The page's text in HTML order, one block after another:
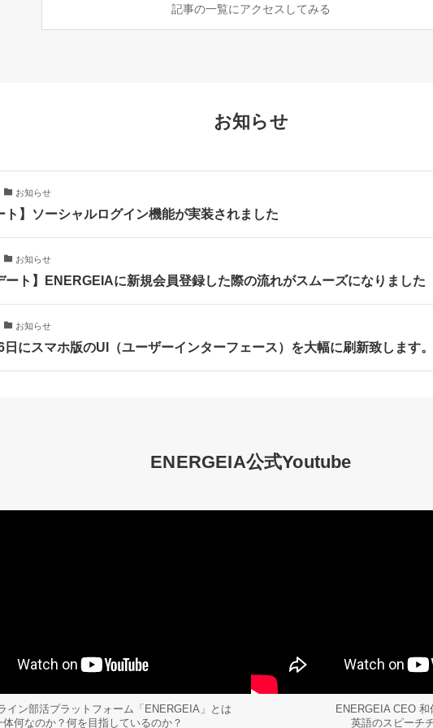
記事の一覧にアクセスしてみる
お知らせ
お知らせ
ト】ソーシャルログイン機能が実装されました
お知らせ
ト】ENERGEIAに新規会員登録した際の流れがスムーズになりました
お知らせ
日にスマホ版のUI（ユーザーインターフェース）を大幅に刷新致します。
ENERGEIA公式Youtube
イン部活プラットフォーム「ENERGEIA」とは
体何なのか？何を目指しているのか？
ENERGEIA CEO
英語のスピーチ